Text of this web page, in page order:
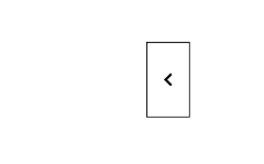
Previous